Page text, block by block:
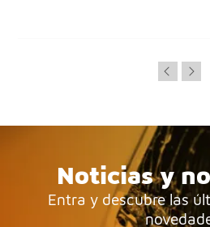
Noticias y
Entra y descubre las